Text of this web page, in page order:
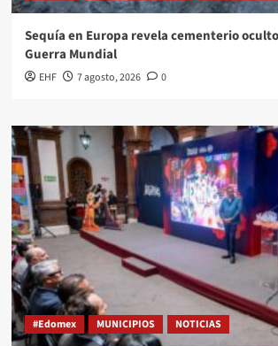
Sequía en Europa revela cementerio
Guerra Mundial
EHF 7 agosto, 2026 0
#Edomex MUNICIPIOS NOTICIAS